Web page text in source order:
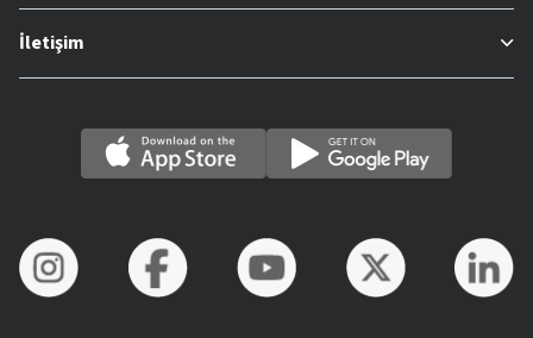
İletişim